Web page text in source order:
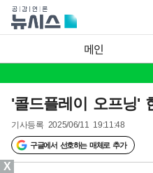
메인
'콜드플레이 오프닝'
기사등록 2025/06/11 19:11:48
구글에서 선호하는 매체로 추가
X